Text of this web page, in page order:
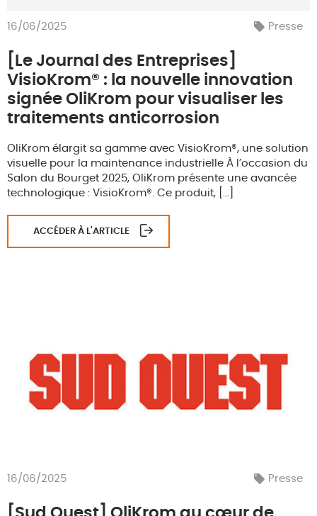
16/06/2025 Presse
[Le Journal des Entreprises]
VisioKrom® : la nouvelle innovation
signée OliKrom pour visualiser les
traitements anticorrosion
OliKrom élargit sa gamme avec VisioKrom®, une solution
visuelle pour la maintenance industrielle À l’occasion du
Salon du Bourget 2025, OliKrom présente une avancée
technologique : VisioKrom®. Ce produit, […]
ACCÉDER À L'ARTICLE
16/06/2025 Presse